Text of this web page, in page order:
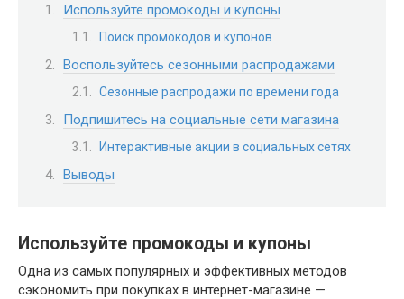
Используйте промокоды и купоны
Поиск промокодов и купонов
Воспользуйтесь сезонными распродажами
Сезонные распродажи по времени года
Подпишитесь на социальные сети магазина
Интерактивные акции в социальных сетях
Выводы
Используйте промокоды и купоны
Одна из самых популярных и эффективных методов
сэкономить при покупках в интернет-магазине —